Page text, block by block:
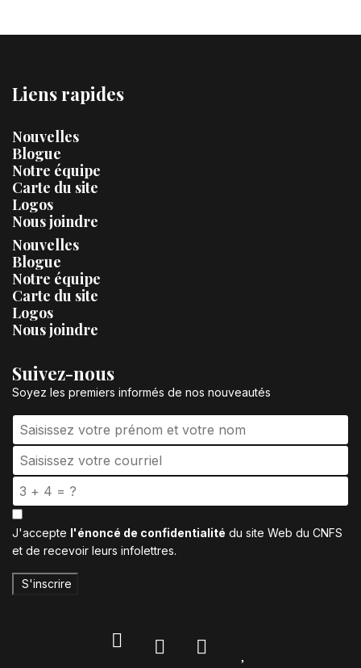
Liens rapides
Nouvelles
Blogue
Notre équipe
Carte du site
Logos
Nous joindre
Nouvelles
Blogue
Notre équipe
Carte du site
Logos
Nous joindre
Suivez-nous
Soyez les premiers informés de nos nouveautés
J'accepte l'énoncé de confidentialité du site Web du CNFS
et de recevoir leurs infolettres.
S'inscrire